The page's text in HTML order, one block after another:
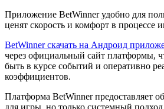
Приложение BetWinner удобно для
ценят скорость и комфорт в процессе
BetWinner скачать на Андроид
через официальный сайт платформы,
быть в курсе событий и оперативно
коэффициентов.
Платформа BetWinner предоставляет
для игры, но только системный